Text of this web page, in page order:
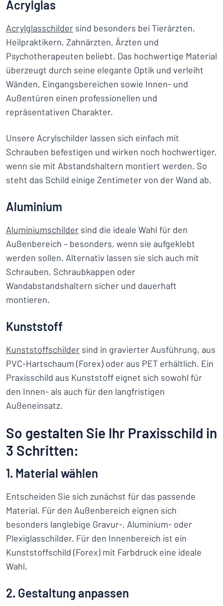
Acrylglas
Acrylglasschilder sind besonders bei Tierärzten,
Heilpraktikern, Zahnärzten, Ärzten und
Psychotherapeuten beliebt. Das hochwertige Material
überzeugt durch seine elegante Optik und verleiht
Wänden, Eingangsbereichen sowie Innen- und
Außentüren einen professionellen und
repräsentativen Charakter.
Unsere Acrylschilder lassen sich einfach mit
Schrauben befestigen und wirken noch hochwertiger,
wenn sie mit Abstandshaltern montiert werden. So
steht das Schild einige Zentimeter von der Wand ab.
Aluminium
Aluminiumschilder sind die ideale Wahl für den
Außenbereich – besonders, wenn sie aufgeklebt
werden sollen. Alternativ lassen sie sich auch mit
Schrauben, Schraubkappen oder
Wandabstandshaltern sicher und dauerhaft
montieren.
Kunststoff
Kunststoffschilder sind in gravierter Ausführung, aus
PVC-Hartschaum (Forex) oder aus PET erhältlich. Ein
Praxisschild aus Kunststoff eignet sich sowohl für
den Innen- als auch für den langfristigen
Außeneinsatz.
So gestalten Sie Ihr Praxisschild in
3 Schritten:
1. Material wählen
Entscheiden Sie sich zunächst für das passende
Material. Für den Außenbereich eignen sich
besonders langlebige Gravur-, Aluminium- oder
Plexiglasschilder. Für den Innenbereich ist ein
Kunststoffschild (Forex) mit Farbdruck eine ideale
Wahl.
2. Gestaltung anpassen